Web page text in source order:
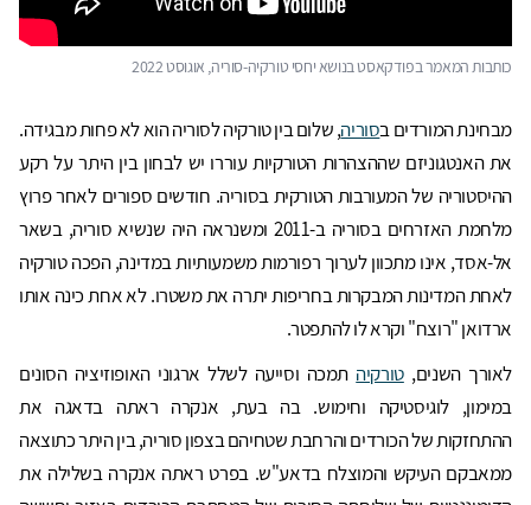
כותבות המאמר בפודקאסט בנושא יחסי טורקיה-סוריה, אוגוסט 2022
מבחינת המורדים בסוריה, שלום בין טורקיה לסוריה הוא לא פחות מבגידה.
את האנטגוניזם שההצהרות הטורקיות עוררו יש לבחון בין היתר על רקע
ההיסטוריה של המעורבות הטורקית בסוריה. חודשים ספורים לאחר פרוץ
מלחמת האזרחים בסוריה ב-2011 ומשנראה היה שנשיא סוריה, בשאר
אל-אסד, אינו מתכוון לערוך רפורמות משמעותיות במדינה, הפכה טורקיה
לאחת המדינות המבקרות בחריפות יתרה את משטרו. לא אחת כינה אותו
ארדואן "רוצח" וקרא לו להתפטר.
לאורך השנים,טורקיה תמכה וסייעה לשלל ארגוני האופוזיציה הסונים
במימון, לוגיסטיקה וחימוש. בה בעת, אנקרה ראתה בדאגה את
ההתחזקות של הכורדים והרחבת שטחיהם בצפון סוריה, בין היתר כתוצאה
ממאבקם העיקש והמוצלח בדאע"ש. בפרט ראתה אנקרה בשלילה את